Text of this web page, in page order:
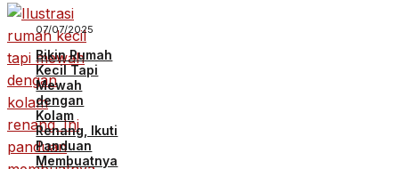
07/07/2025
Bikin Rumah
Kecil Tapi
Mewah
dengan
Kolam
Renang, Ikuti
Panduan
Membuatnya